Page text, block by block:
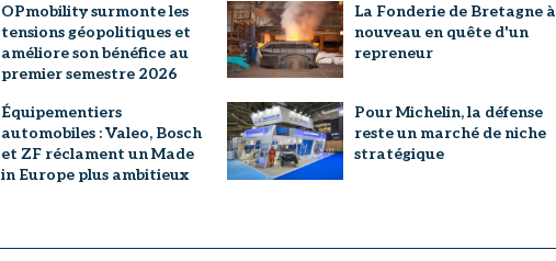
OPmobility surmonte les
tensions géopolitiques et
améliore son bénéfice au
premier semestre 2026
La Fonderie de Bretagne à
nouveau en quête d'un
repreneur
Équipementiers
automobiles : Valeo, Bosch
et ZF réclament un Made
in Europe plus ambitieux
Pour Michelin, la défense
reste un marché de niche
stratégique